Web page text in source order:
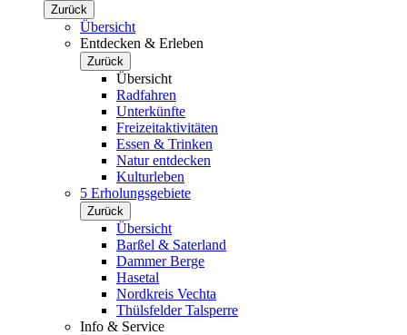
Zurück
Übersicht
Entdecken & Erleben
Zurück
Übersicht
Radfahren
Unterkünfte
Freizeitaktivitäten
Essen & Trinken
Natur entdecken
Kulturleben
5 Erholungsgebiete
Zurück
Übersicht
Barßel & Saterland
Dammer Berge
Hasetal
Nordkreis Vechta
Thülsfelder Talsperre
Info & Service